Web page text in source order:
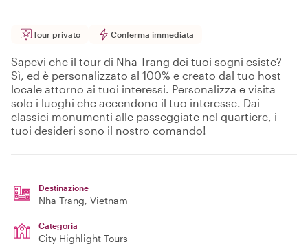
Tour privato Conferma immediata
Sapevi che il tour di Nha Trang dei tuoi sogni esiste?
Sì, ed è personalizzato al 100% e creato dal tuo host
locale attorno ai tuoi interessi. Personalizza e visita
solo i luoghi che accendono il tuo interesse. Dai
classici monumenti alle passeggiate nel quartiere, i
tuoi desideri sono il nostro comando!
Destinazione
Nha Trang, Vietnam
Categoria
City Highlight Tours